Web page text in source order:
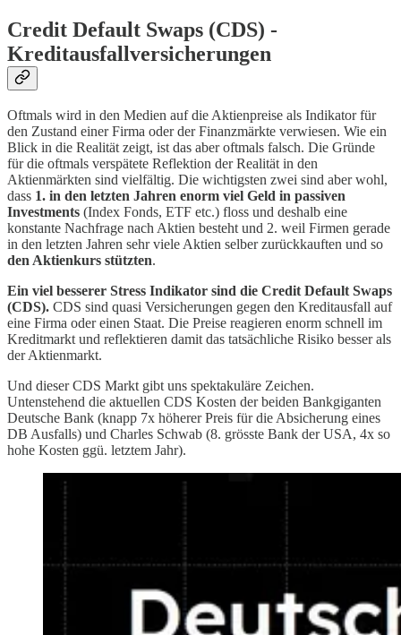
Credit Default Swaps (CDS) -
Kreditausfallversicherungen
Oftmals wird in den Medien auf die Aktienpreise als Indikator für
den Zustand einer Firma oder der Finanzmärkte verwiesen. Wie ein
Blick in die Realität zeigt, ist das aber oftmals falsch. Die Gründe
für die oftmals verspätete Reflektion der Realität in den
Aktienmärkten sind vielfältig. Die wichtigsten zwei sind aber wohl,
dass 1. in den letzten Jahren enorm viel Geld in passiven
Investments (Index Fonds, ETF etc.) floss und deshalb eine
konstante Nachfrage nach Aktien besteht und 2. weil Firmen gerade
in den letzten Jahren sehr viele Aktien selber zurückkauften und so
den Aktienkurs stützten.
Ein viel besserer Stress Indikator sind die Credit Default Swaps
(CDS). CDS sind quasi Versicherungen gegen den Kreditausfall auf
eine Firma oder einen Staat. Die Preise reagieren enorm schnell im
Kreditmarkt und reflektieren damit das tatsächliche Risiko besser als
der Aktienmarkt.
Und dieser CDS Markt gibt uns spektakuläre Zeichen.
Untenstehend die aktuellen CDS Kosten der beiden Bankgiganten
Deutsche Bank (knapp 7x höherer Preis für die Absicherung eines
DB Ausfalls) und Charles Schwab (8. grösste Bank der USA, 4x so
hohe Kosten ggü. letztem Jahr).